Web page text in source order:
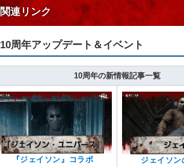
関連リンク
10周年アップデート＆イベント
10周年の新情報記事一覧
『ジェイソン』コラボ ジェイソン